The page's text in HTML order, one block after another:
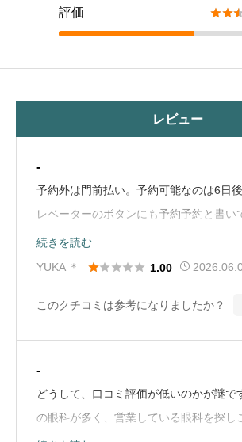
評価 
レビュー
-
予約外は門前払い。予約可能なのは6日
レベーターのボタンにも予約予約と書い
約しないと診て頂けないようです。（
引用）
続きを読む
YUKA ＊
 1.00
このクチコミは参考になりましたか？
-
どうして、口コミ評価が低いのかが謎で
の眼科が多く、営業している眼科を探し